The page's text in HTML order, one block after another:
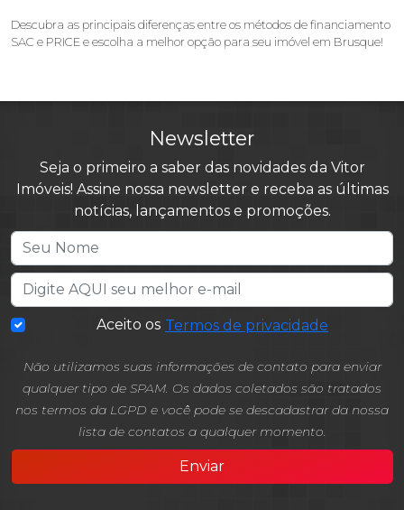
Descubra as principais diferenças entre os métodos de financiamento
SAC e PRICE e escolha a melhor opção para seu imóvel em Brusque!
Newsletter
Seja o primeiro a saber das novidades da Vitor
Imóveis! Assine nossa newsletter e receba as últimas
notícias, lançamentos e promoções.
Aceito os Termos de privacidade
Não utilizamos suas informações de contato para enviar
qualquer tipo de SPAM. Os dados coletados são tratados
nos termos da LGPD e você pode se descadastrar da nossa
lista de contatos a qualquer momento.
Enviar